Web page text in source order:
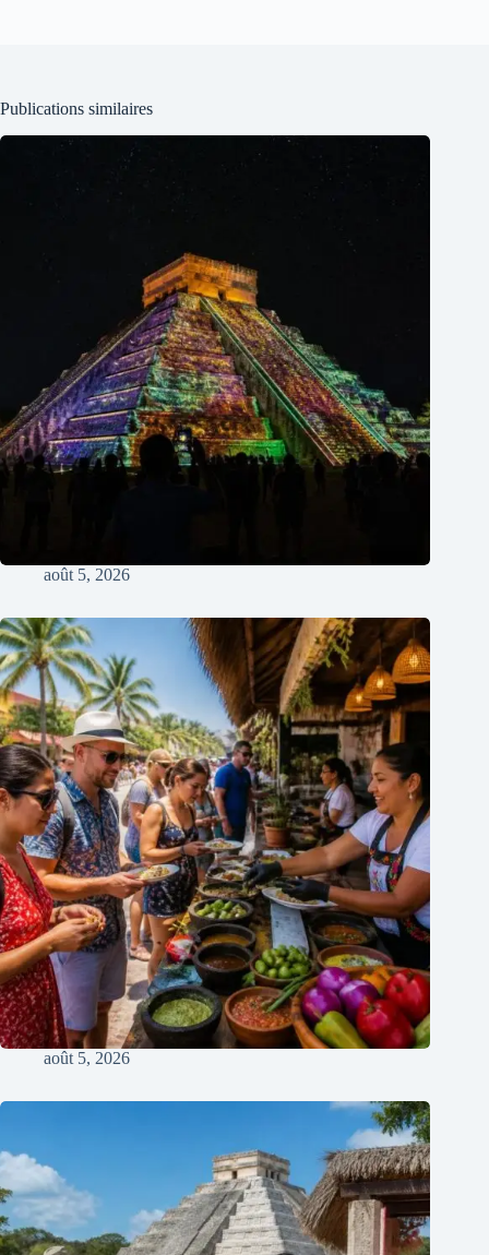
Publications similaires
août 5, 2026
août 5, 2026